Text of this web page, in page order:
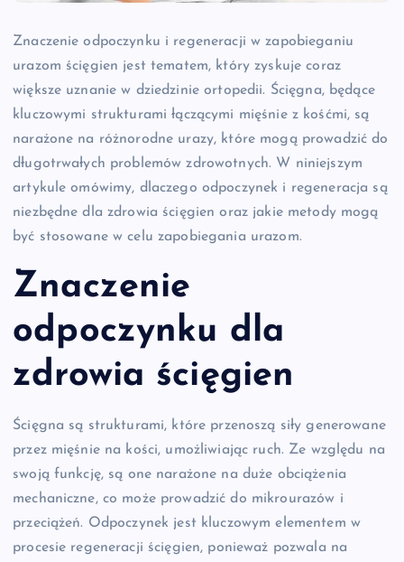
Znaczenie odpoczynku i regeneracji w zapobieganiu
urazom ścięgien jest tematem, który zyskuje coraz
większe uznanie w dziedzinie ortopedii. Ścięgna, będące
kluczowymi strukturami łączącymi mięśnie z kośćmi, są
narażone na różnorodne urazy, które mogą prowadzić do
długotrwałych problemów zdrowotnych. W niniejszym
artykule omówimy, dlaczego odpoczynek i regeneracja są
niezbędne dla zdrowia ścięgien oraz jakie metody mogą
być stosowane w celu zapobiegania urazom.
Znaczenie
odpoczynku dla
zdrowia ścięgien
Ścięgna są strukturami, które przenoszą siły generowane
przez mięśnie na kości, umożliwiając ruch. Ze względu na
swoją funkcję, są one narażone na duże obciążenia
mechaniczne, co może prowadzić do mikrourazów i
przeciążeń. Odpoczynek jest kluczowym elementem w
procesie regeneracji ścięgien, ponieważ pozwala na